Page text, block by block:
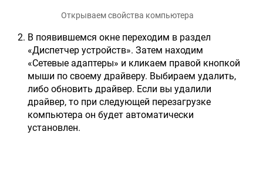
Открываем свойства компьютера
В появившемся окне переходим в раздел
«Диспетчер устройств». Затем находим
«Сетевые адаптеры» и кликаем правой кнопкой
мыши по своему драйверу. Выбираем удалить,
либо обновить драйвер. Если вы удалили
драйвер, то при следующей перезагрузке
компьютера он будет автоматически
установлен.